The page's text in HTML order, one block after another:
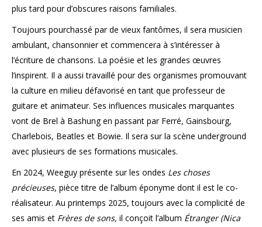
plus tard pour d’obscures raisons familiales.
Toujours pourchassé par de vieux fantômes, il sera musicien
ambulant, chansonnier et commencera à s’intéresser à
l’écriture de chansons. La poésie et les grandes œuvres
l’inspirent. Il a aussi travaillé pour des organismes promouvant
la culture en milieu défavorisé en tant que professeur de
guitare et animateur. Ses influences musicales marquantes
vont de Brel à Bashung en passant par Ferré, Gainsbourg,
Charlebois, Beatles et Bowie. Il sera sur la scène underground
avec plusieurs de ses formations musicales.
En 2024, Weeguy présente sur les ondes Les choses
précieuses, pièce titre de l’album éponyme dont il est le co-
réalisateur. Au printemps 2025, toujours avec la complicité de
ses amis et Frères de sons, il conçoit l’album Étranger (Nica